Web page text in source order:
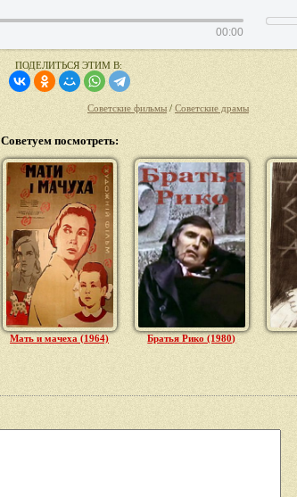
00:00
ПОДЕЛИТЬСЯ ЭТИМ В:
Советские фильмы/ Советские драмы
Советуем посмотреть:
Мать и мачеха (1964) Братья Рико (1980)